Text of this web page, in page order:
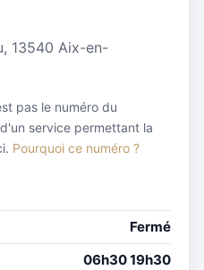
13540 Aix-en-
pas le numéro du
service permettant la
Pourquoi ce numéro ?
Fermé
06h30 19h30